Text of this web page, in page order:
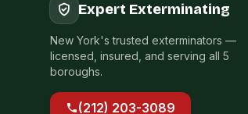
Expert Exterminating
New York's trusted exterminators —
licensed, insured, and serving all 5
boroughs.
(212) 203-3089